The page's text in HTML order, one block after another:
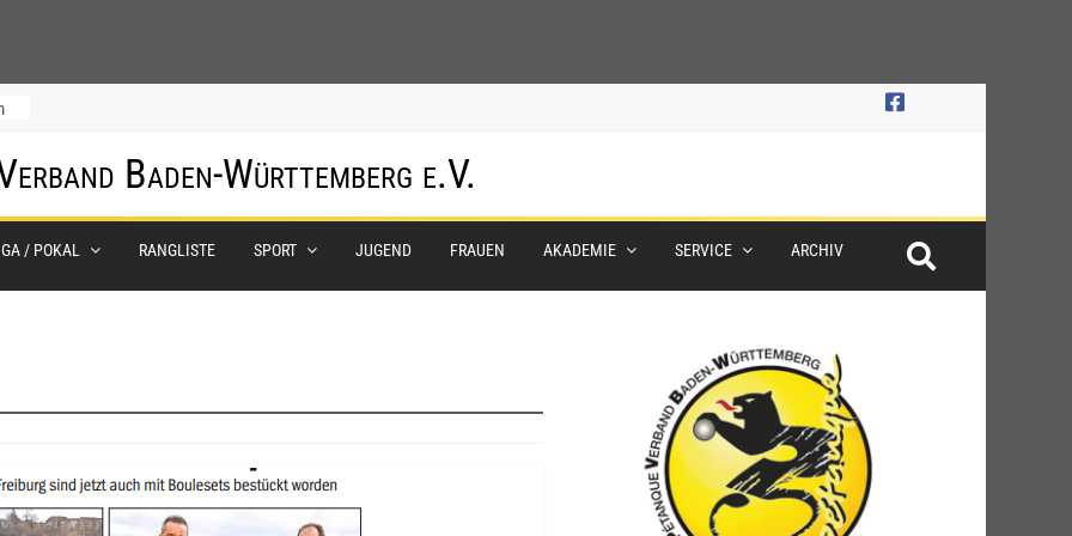
Baden-Württemberg e.V.
/ POKAL RANGLISTE SPORT JUGEND FRAUEN AKADEMIE SERVICE ARCHIV